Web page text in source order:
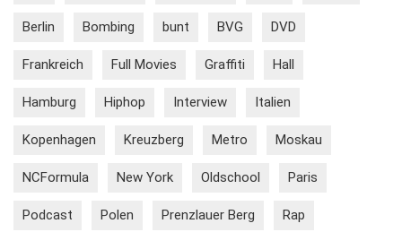
Berlin Bombing bunt BVG DVD
Frankreich Full Movies Graffiti Hall
Hamburg Hiphop Interview Italien
Kopenhagen Kreuzberg Metro Moskau
NCFormula New York Oldschool Paris
Podcast Polen Prenzlauer Berg Rap